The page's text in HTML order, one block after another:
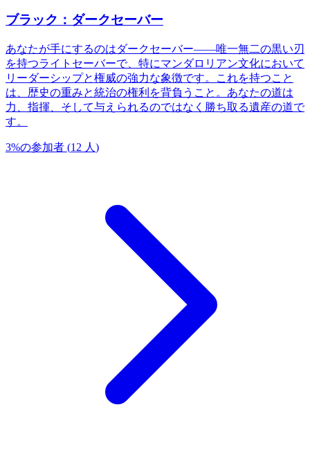
ブラック：ダークセーバー
あなたが手にするのはダークセーバー——唯一無二の黒い刃
を持つライトセーバーで、特にマンダロリアン文化において
リーダーシップと権威の強力な象徴です。これを持つこと
は、歴史の重みと統治の権利を背負うこと。あなたの道は
力、指揮、そして与えられるのではなく勝ち取る遺産の道で
す。
3%の参加者 (12 人 )